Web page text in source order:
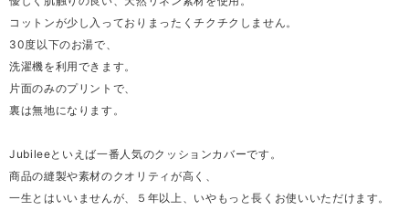
コットンが少し入っておりまったくチクチクしません。
30度以下のお湯で、
洗濯機を利用できます。
片面のみのプリントで、
裏は無地になります。
Jubileeといえば一番人気のクッションカバーです。
商品の縫製や素材のクオリティが高く、
一生とはいいませんが、５年以上、いやもっと長くお使いいただけます。